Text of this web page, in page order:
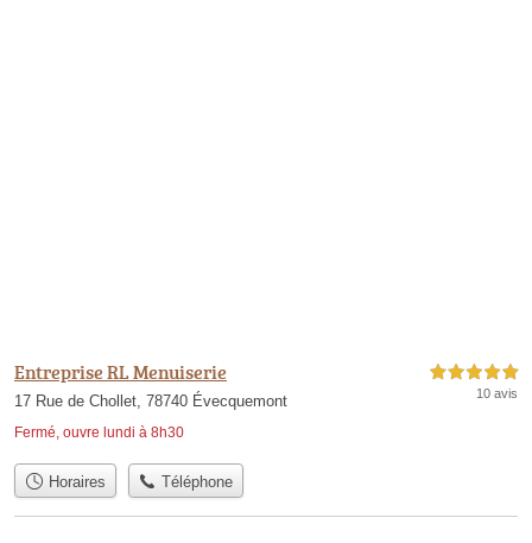
Entreprise RL Menuiserie
17 Rue de Chollet, 78740 Évecquemont
Fermé, ouvre lundi à 8h30
5,0 étoiles sur 5
10 avis
Horaires Téléphone